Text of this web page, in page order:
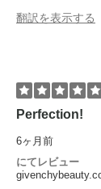
翻訳を表示する
Perfection!
6ヶ月前
にてレビュー